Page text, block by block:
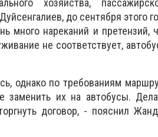
хозяйства,
до сентября этого
нареканий и претензий,
не соответствует,
однако по требованиям
их на автобусы.
договор, - пояснил